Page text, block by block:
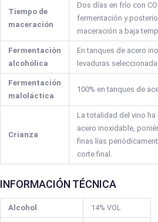
Tiempo de
maceración
Dos días en frío con
fermentación y
maceración a baja
Fermentaciòn
alcohólica
En tanques de acero
levaduras
Fermentación
maloláctica
100% en tanques de
Crianza
La totalidad del vino
acero inoxidable,
finas lías
corte final.
INFORMACIÓN TÉCNICA
Alcohol 14% VOL